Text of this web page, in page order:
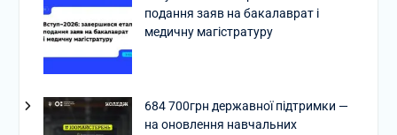
подання заяв на бакалаврат і
медичну магістратуру
684 700грн державної підтримки —
на оновлення навчальних